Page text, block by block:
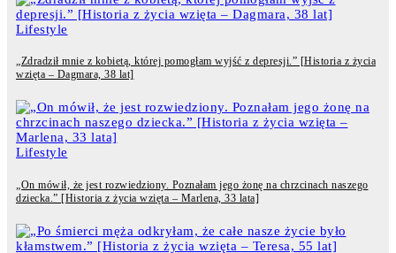
Lifestyle
„Zdradził mnie z kobietą, której pomogłam wyjść z depresji.” [Historia z życia
wzięta – Dagmara, 38 lat]
Lifestyle
„On mówił, że jest rozwiedziony. Poznałam jego żonę na chrzcinach naszego
dziecka.” [Historia z życia wzięta – Marlena, 33 lata]